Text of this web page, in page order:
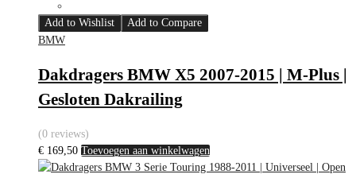
Add to Wishlist
Add to Compare
BMW
Dakdragers BMW X5 2007-2015 | M-Plus |
Gesloten Dakrailing
(0 reviews)
€ 169,50 Toevoegen aan winkelwagen